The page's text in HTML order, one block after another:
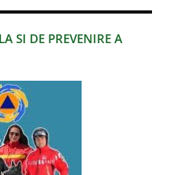
SI DE PREVENIRE A